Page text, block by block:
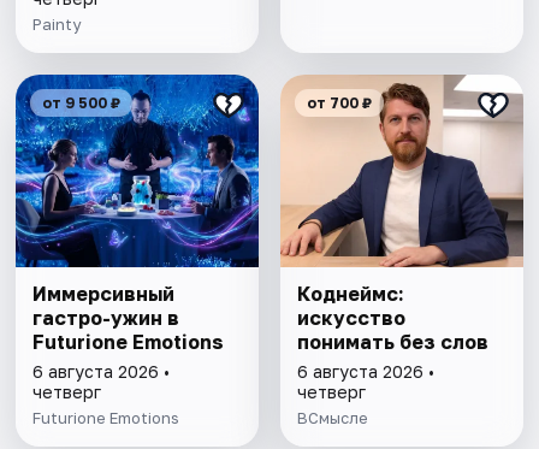
Painty
от 9 500 ₽
Иммерсивный
гастро-ужин в
Futurione Emotions
6 августа 2026 •
четверг
Futurione Emotions
от 700 ₽
Коднеймс:
искусство
понимать без слов
6 августа 2026 •
четверг
ВСмысле